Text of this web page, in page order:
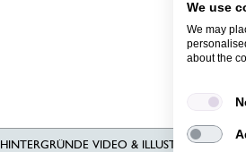
HINTERGRÜNDE VIDEO & ILLUSTRATIONEN
We use
We may
about the